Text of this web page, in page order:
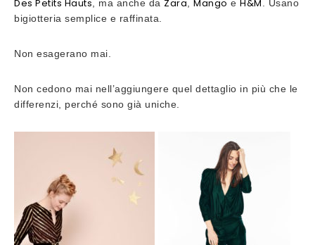
Des Petits Hauts , ma anche da Zara Mango e H&M
. Usano
bigiotteria semplice e raffinata.
Non esagerano mai.
Non cedono mai nell’aggiungere quel dettaglio in più che le
differenzi, perché sono già uniche.